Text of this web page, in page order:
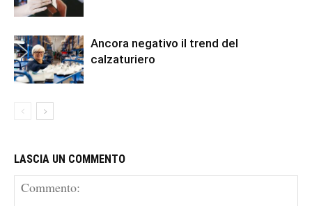
Ancora negativo il trend del
calzaturiero
LASCIA UN COMMENTO